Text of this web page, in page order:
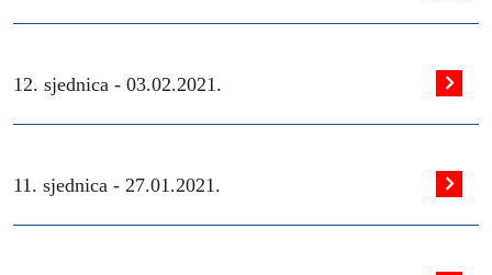
12. sjednica - 03.02.2021.
11. sjednica - 27.01.2021.